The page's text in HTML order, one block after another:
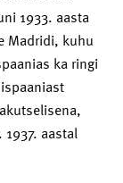
1933. aasta
Madridi, kuhu
ka ringi
aastal